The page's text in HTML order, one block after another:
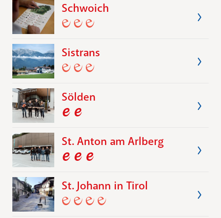
Schwoich
Sistrans
Sölden
St. Anton am Arlberg
St. Johann in Tirol